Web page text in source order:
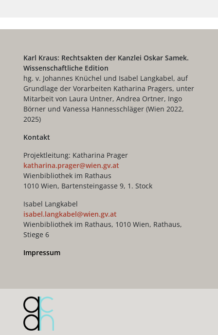
Karl Kraus: Rechtsakten der Kanzlei Oskar Samek.
Wissenschaftliche Edition
hg. v. Johannes Knüchel und Isabel Langkabel, auf
Grundlage der Vorarbeiten Katharina Pragers, unter
Mitarbeit von Laura Untner, Andrea Ortner, Ingo
Börner und Vanessa Hannesschläger (Wien 2022,
2025)
Kontakt
Projektleitung: Katharina Prager
katharina.prager@wien.gv.at
Wienbibliothek im Rathaus
1010 Wien, Bartensteingasse 9, 1. Stock
Isabel Langkabel
isabel.langkabel@wien.gv.at
Wienbibliothek im Rathaus, 1010 Wien, Rathaus,
Stiege 6
Impressum